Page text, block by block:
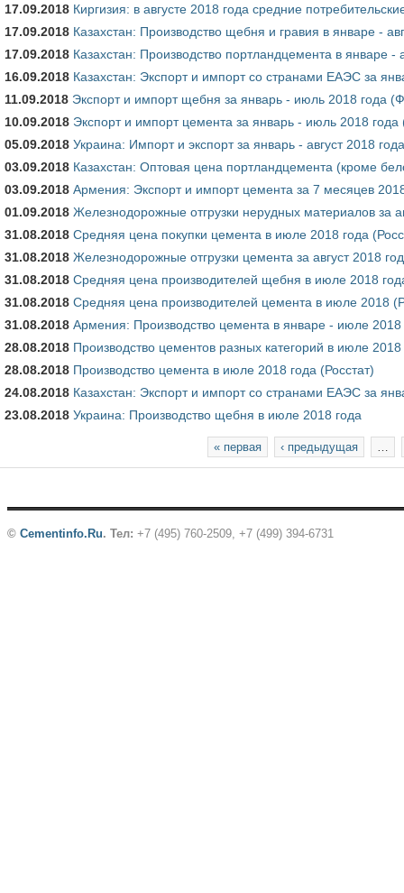
17.09.2018 Киргизия: в августе 2018 года средние
17.09.2018 Казахстан: Производство щебня и гравия в январе -
17.09.2018 Казахстан: Производство портландцемента в январе -
16.09.2018 Казахстан: Экспорт и импорт со странами ЕАЭС за
11.09.2018 Экспорт и импорт щебня за январь - июль 2018 года
10.09.2018 Экспорт и импорт цемента за январь - июль 2018
05.09.2018 Украина: Импорт и экспорт за январь - август 2018 года
03.09.2018 Казахстан: Оптовая цена портландцемента (кроме
03.09.2018 Армения: Экспорт и импорт цемента за 7 месяцев
01.09.2018 Железнодорожные отгрузки нерудных материалов за
31.08.2018 Средняя цена покупки цемента в июле 2018 года
31.08.2018 Железнодорожные отгрузки цемента за август 2018
31.08.2018 Средняя цена производителей щебня в июле 2018
31.08.2018 Средняя цена производителей цемента в июле 2018
31.08.2018 Армения: Производство цемента в январе - июле 2018
28.08.2018 Производство цементов разных категорий в июле 2018
28.08.2018 Производство цемента в июле 2018 года (Росстат)
24.08.2018 Казахстан: Экспорт и импорт со странами ЕАЭС за
23.08.2018 Украина: Производство щебня в июле 2018 года
« первая ‹ предыдущая
© Cementinfo.Ru. Тел: +7 (495) 760-2509, +7 (499) 394-6731